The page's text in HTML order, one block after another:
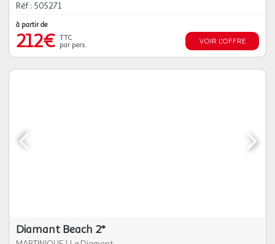
Réf : 505271
à partir de
212€ TTC
par pers.
VOIR L'OFFRE
Diamant Beach 2*